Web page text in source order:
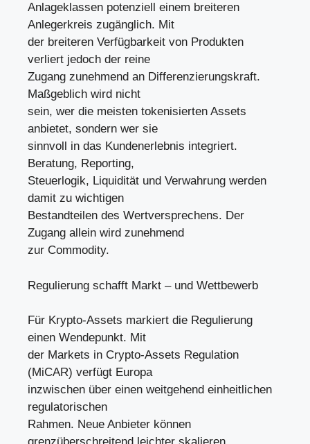
Anlageklassen potenziell einem breiteren
Anlegerkreis zugänglich. Mit
der breiteren Verfügbarkeit von Produkten
verliert jedoch der reine
Zugang zunehmend an Differenzierungskraft.
Maßgeblich wird nicht
sein, wer die meisten tokenisierten Assets
anbietet, sondern wer sie
sinnvoll in das Kundenerlebnis integriert.
Beratung, Reporting,
Steuerlogik, Liquidität und Verwahrung werden
damit zu wichtigen
Bestandteilen des Wertversprechens. Der
Zugang allein wird zunehmend
zur Commodity.
Regulierung schafft Markt – und Wettbewerb
Für Krypto-Assets markiert die Regulierung
einen Wendepunkt. Mit
der Markets in Crypto-Assets Regulation
(MiCAR) verfügt Europa
inzwischen über einen weitgehend einheitlichen
regulatorischen
Rahmen. Neue Anbieter können